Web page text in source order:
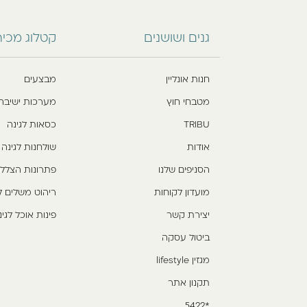
גנים ושושנים
חנות אונליין
מטבחי חוץ
TRIBU
אודות
הסניפים שלנו
מועדון לקוחות
יצירת קשר
ביטול עסקה
מגזין lifestyle
תקנון אתר
קטלוג
מבצעים
מערכות
כסאות לגינה
שולחנות לגינה
פתרונות
ריהוט משלים
פינות אוכל